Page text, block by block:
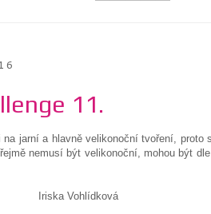
11.
jarní a hlavně velikonoční tvoření, proto
nemusí být velikonoční, mohou být
Iriska Vohlídková